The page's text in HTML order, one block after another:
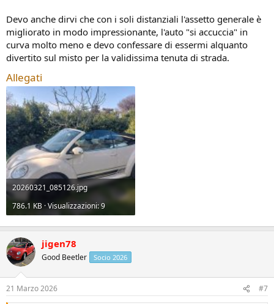
Devo anche dirvi che con i soli distanziali l'assetto generale è
migliorato in modo impressionante, l'auto "si accuccia" in
curva molto meno e devo confessare di essermi alquanto
divertito sul misto per la validissima tenuta di strada.
Allegati
20260321_085126.jpg
786.1 KB · Visualizzazioni: 9
jigen78
Good Beetler Socio 2026
21 Marzo 2026 #7